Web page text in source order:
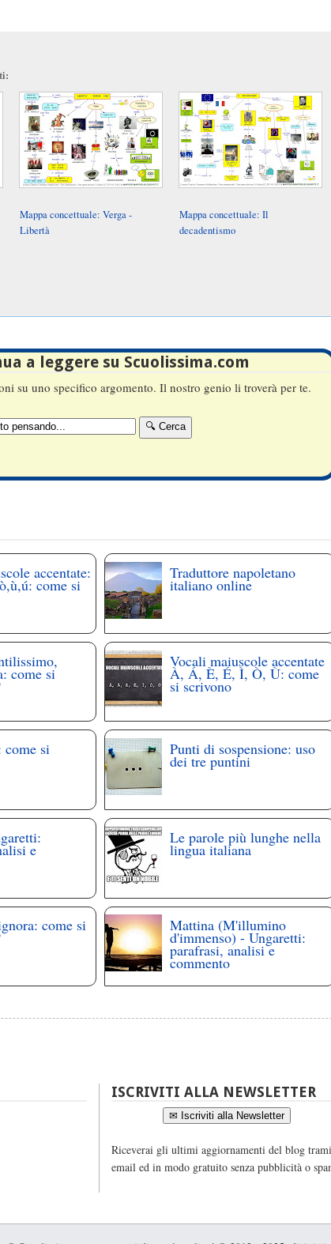
Mappa concettuale: Verga -
Libertà
Mappa concettuale: Il
decadentismo
a leggere su Scuolissima.com
su uno specifico argomento. Il nostro genio li troverà per te.
accentate:
come si
Traduttore napoletano
italiano online
come si
Vocali maiuscole accentate
À, Á, È, É, Ì, Ò, Ù: come
si scrivono
come si Punti di sospensione: uso
dei tre puntini
e
Le parole più lunghe nella
lingua italiana
come si Mattina (M'illumino
d'immenso) - Ungaretti:
parafrasi, analisi e
commento
ISCRIVITI ALLA NEWSLETTER
✉ Iscriviti alla Newsletter
Riceverai gli ultimi aggiornamenti del blog
email ed in modo gratuito senza pubblicità o